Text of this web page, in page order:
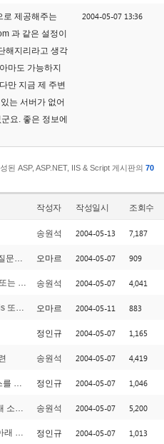
로 제공해주는
과 같은 설정이
해지리라고 생각
마도 가능하지
만 지금 제 주변
는 서버가 없어
요. 좋은 정보에
2004-05-07 13:36
된 ASP, ASP.NET, IIS & Script 게시판의 70
작성자 작성일시 조회수
송원석 2004-05-13 7,187
안녕하세요~ 음.. iis 또는 dns 질문인데여..^^; 오마르 2004-05-07 909
..^^; [2]
송원석 2004-05-07 4,041
여..^^; [1]
오마르 2004-05-11 883
정인규 2004-05-07 1,165
송원석 2004-05-07 4,419
다. 정인규 2004-05-07 1,046
니다. 송원석 2004-05-07 5,200
니다. [1]
정인규 2004-05-07 1,013